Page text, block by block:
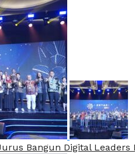
Bangun Digital Leaders